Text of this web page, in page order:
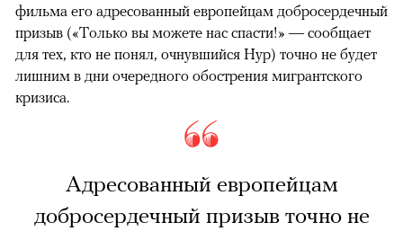
фильма его адресованный европейцам добросердечный
призыв («Только вы можете нас спасти!» — сообщает
для тех, кто не понял, очнувшийся Нур) точно не будет
лишним в дни очередного обострения мигрантского
кризиса.
Адресованный европейцам
добросердечный призыв точно не